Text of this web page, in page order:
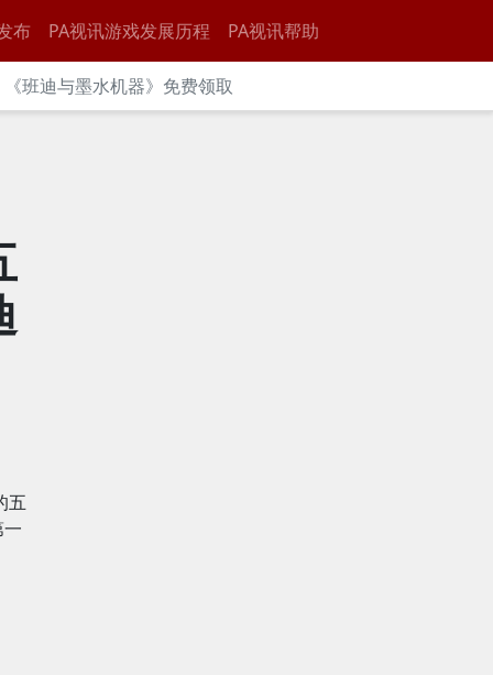
布 PA视讯游戏发展历程 PA视讯帮助
班迪与墨水机器》免费领取
五